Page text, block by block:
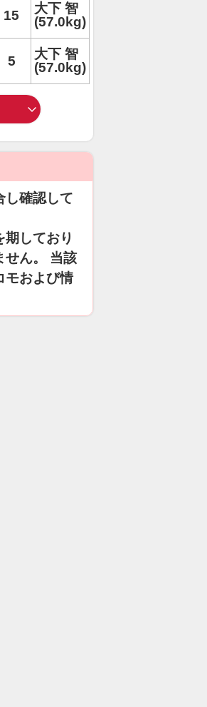
15
大下 智
(57.0kg)
5
大下 智
(57.0kg)
し確認して
しており
せん。 当該
モおよび情